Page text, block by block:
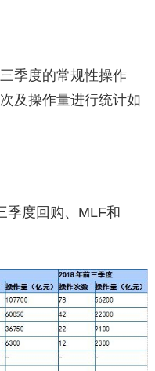
季度的常规性操作
及操作量进行统计如
季度回购、MLF和